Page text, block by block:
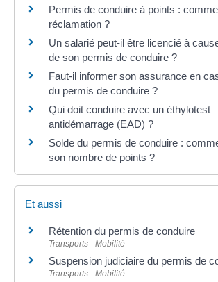
Permis de conduire à points :
réclamation ?
Un salarié peut-il être licencié à
de son permis de conduire ?
Faut-il informer son assurance en
du permis de conduire ?
Qui doit conduire avec un éthylotest
antidémarrage (EAD) ?
Solde du permis de conduire :
son nombre de points ?
Et aussi
Rétention du permis de conduire
Transports - Mobilité
Suspension judiciaire du permis de
Transports - Mobilité